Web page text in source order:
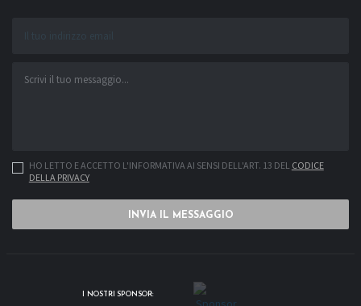
HO LETTO E ACCETTO L'INFORMATIVA AI SENSI DELL'ART. 13 DEL CODICE
DELLA PRIVACY
INVIA IL MESSAGGIO
I NOSTRI SPONSOR: